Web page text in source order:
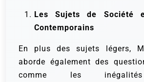
Les Sujets de Société
Contemporains
En plus des sujets légers,
aborde également des
comme les